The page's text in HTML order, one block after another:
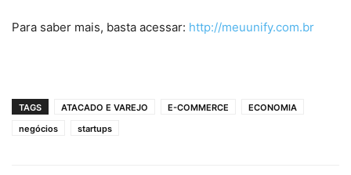
Para saber mais, basta acessar: http://meuunify.com.br
TAGS ATACADO E VAREJO E-COMMERCE
ECONOMIA
negócios
startups